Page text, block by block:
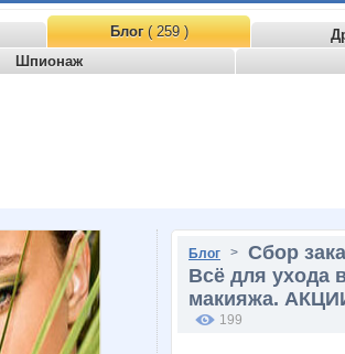
Блог( 259 )
Шпионаж
Блог > Сбор
Всё для ухода
макияжа.
199